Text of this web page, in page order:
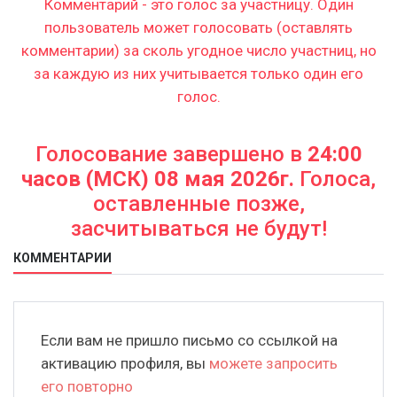
Комментарий - это голос за участницу. Один
пользователь может голосовать (оставлять
комментарии) за сколь угодное число участниц, но
за каждую из них учитывается только один его
голос.
Голосование завершено в 24:00
часов (МСК) 08 мая 2026г. Голоса,
оставленные позже,
засчитываться не будут!
КОММЕНТАРИИ
Если вам не пришло письмо со ссылкой на
активацию профиля, вы можете запросить
его повторно